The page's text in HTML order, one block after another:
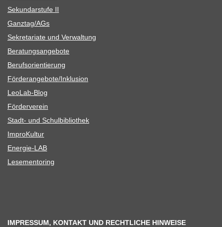
Sekun­dar­stufe II
Ganztag/​​AGs
Sekre­ta­riate und Verwaltung
Bera­tungs­an­ge­bote
Berufs­ori­en­tie­rung
Förderangebote/​​Inklusion
Leo­Lab-Blog
För­der­ver­ein
Stadt- und Schulbibliothek
Impro­Kul­tur
Ener­­gie-LAB
Lese­men­to­ring
IMPRESSUM, KONTAKT UND RECHTLICHE HINWEISE